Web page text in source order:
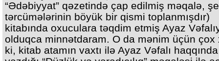
“Ədəbiyyat” qəzetində çap edilmiş məqalə,
tərcümələrinin böyük bir qismi toplanmışdır)
kitabında oxuculara təqdim etmiş Ayaz
olduqca minnətdaram. O da mənim üçün çox
ki, kitab atamın vaxtı ilə Ayaz Vəfalı haqqında